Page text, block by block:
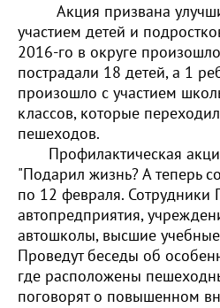
Акция призвана
участием детей и
2016-го в округе
пострадали 18 детей, а 1
произошло с участием
классов, которые
пешеходов.
Профилактическая
"Подарил жизнь? А теперь
по 12 февраля. Сотрудники
автопредприятия,
автошколы, высшие
Проведут беседы об
где расположены
поговорят о повышенном